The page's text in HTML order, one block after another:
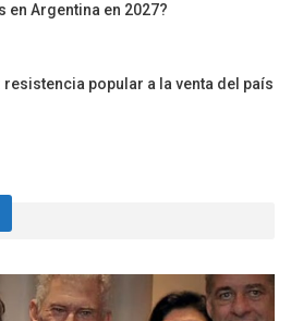
en Argentina en 2027?
resistencia popular a la venta del país